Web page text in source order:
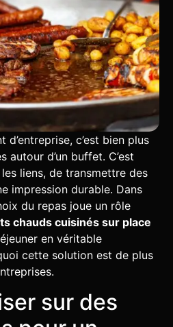
d’entreprise, c’est bien plus
autour d’un buffet. C’est
liens, de transmettre des
impression durable. Dans
du repas joue un rôle
chauds cuisinés sur place
en véritable
cette solution est de plus
sur des